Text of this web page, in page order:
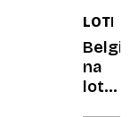
so
plaže
na
lotu